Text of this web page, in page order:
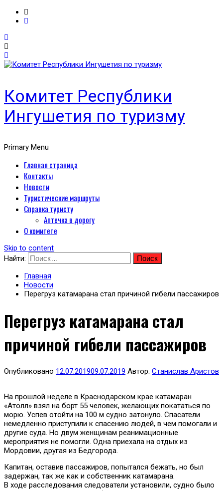
Комитет Республики
Ингушетия по туризму
Primary Menu
Главная страница
Контакты
Новости
Туристические маршруты
Справка туристу
Аптечка в дорогу
О комитете
Skip to content
Найти:
Главная
Новости
Перегруз катамарана стал причиной гибели пассажиров
Перегруз катамарана стал
причиной гибели пассажиров
Опубликовано 12.07.201909.07.2019 Автор: Станислав Аристов
На прошлой неделе в Краснодарском крае катамаран
«Атолл» взял на борт 55 человек, желающих покататься по
морю. Успев отойти на 100 м судно затонуло. Спасатели
немедленно приступили к спасению людей, в чем помогали и
другие суда. Но двум женщинам реанимационные
мероприятия не помогли. Одна приехала на отдых из
Мордовии, другая из Бедгорода.
Капитан, оставив пассажиров, попытался бежать, но был
задержан, так же как и собственник катамарана.
В ходе расследования следователи установили, судно было